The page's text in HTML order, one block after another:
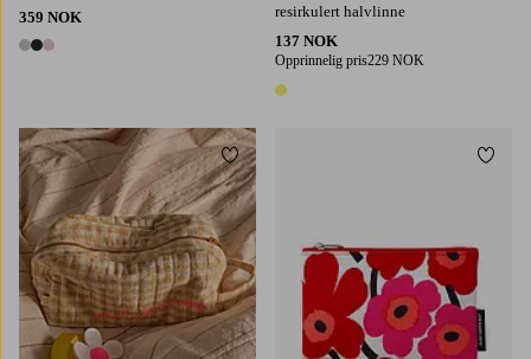
359 NOK
3 farger
resirkulert halvlinne
137 NOK
Opprinnelig pris229 NOK
1 farge
Legg til favoritter